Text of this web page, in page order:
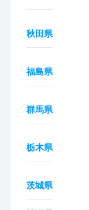
秋田県
福島県
群馬県
栃木県
茨城県